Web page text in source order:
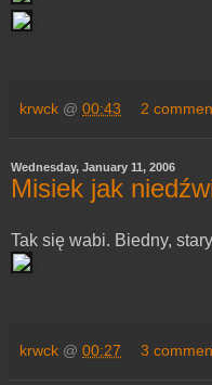
krwck @ 00:43 2
Wednesday, January 11, 2006
Misiek jak
Tak się wabi. Biedny,
krwck @ 00:27 3